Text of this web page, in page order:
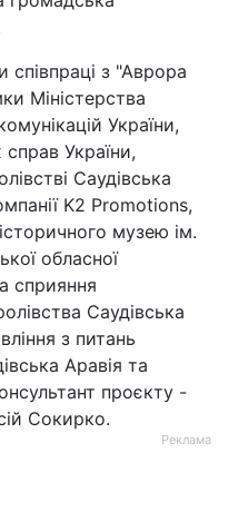
з "Аврора
Міністерства
України,
України,
Саудівська
K2 Promotions,
музею ім.
обласної
сприяння
Саудівська
з питань
Аравія та
проєкту -
Сокирко.
Реклама